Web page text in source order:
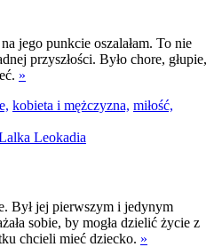
jego punkcie oszalałam. To nie
przyszłości. Było chore, głupie,
»
kobieta i mężczyzna, miłość,
Był jej pierwszym i jedynym
sobie, by mogła dzielić życie z
chcieli mieć dziecko. »